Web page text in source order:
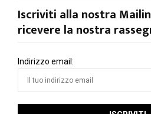
Iscriviti alla nostra
ricevere la nostra
Indirizzo email: